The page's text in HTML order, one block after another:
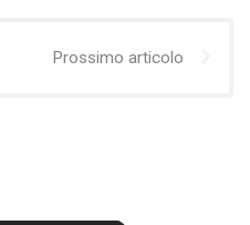
Prossimo articolo